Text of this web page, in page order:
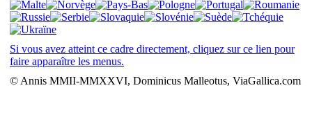
Si vous avez atteint ce cadre directement, cliquez sur ce lien pour
faire apparaître les menus.
© Annis MMII-MMXXVI, Dominicus Malleotus, ViaGallica.com